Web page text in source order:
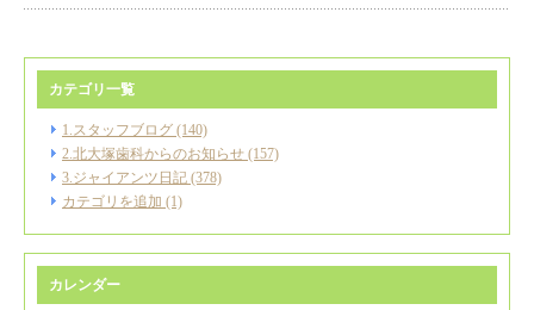
カテゴリ一覧
1.スタッフブログ (140)
2.北大塚歯科からのお知らせ (157)
3.ジャイアンツ日記 (378)
カテゴリを追加 (1)
カレンダー